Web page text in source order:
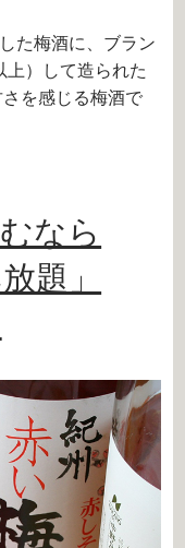
た梅酒に、ブラン
上）して造られた
を感じる梅酒で
なら
題」